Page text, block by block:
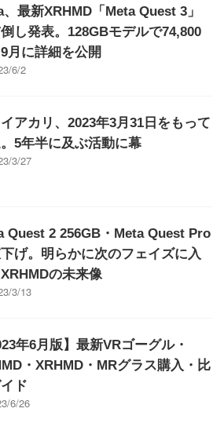
、最新XRHMD「Meta Quest 3」
し発表。128GBモデルで74,800
月に詳細を公開
6/2
イアカリ、2023年3月31日をもって
5年半に及ぶ活動に幕
3/27
Quest 2 256GB・Meta Quest Pro
げ。明らかに次のフェイズに入
の未来像
3/13
年6月版】最新VRゴーグル・
・XRHMD・MRグラス購入・比
ド
6/26